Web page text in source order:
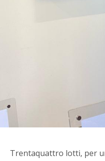
Trentaquattro lotti, per